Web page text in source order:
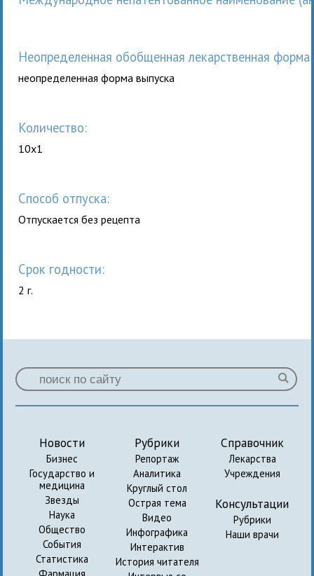
неопределенная обобщенная лекарственная форма
неопределенная форма выпуска
Количество:
10x1
Способ отпуска:
Отпускается без рецепта
Срок годности:
2 г.
Новости
Бизнес
Государство и
медицина
Звезды
Наука
Общество
События
Статистика
Фармация
Рубрики
Репортаж
Аналитика
Круглый стол
Острая тема
Видео
Инфографика
Интерактив
История читателя
Справочник
Лекарства
Учреждения
Консультации
Рубрики
Наши врачи